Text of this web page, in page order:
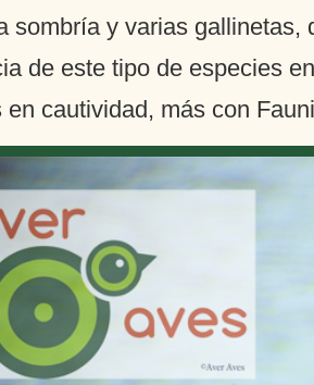
sombría y varias
de este tipo de especies
en cautividad, más con